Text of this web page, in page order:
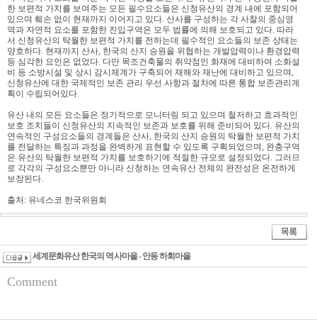
한 보편적 가치를 보여주는 모든 필수요소들은 신청유산의 경계 내에 포함되어
있으며 훼손 없이 현재까지 이어지고 있다. 산사를 구성하는 각 사찰의 중심영
역과 자연적 요소를 포함한 진입구역은 모두 법률에 의해 보호되고 있다. 따라
서 신청유산의 탁월한 보편적 가치를 전하는데 필수적인 요소들의 보존 상태는
양호하다. 현재까지 산사, 한국의 산지 승원을 위협하는 개발압력이나 환경압력
등 심각한 요인은 없었다. 다만 목조건축물의 취약점인 화재에 대비하여 소화설
비 등 소방시설 및 상시 감시체계가 구축되어 재해와 재난에 대비하고 있으며,
신청유산에 대한 국제적인 보존 관리 우선 사항과 절차에 따른 통합 보존관리계
획이 수립되어있다.
유산 내의 모든 요소들은 정기적으로 모니터링 되고 있으며 철저하고 효과적인
보호 조치들이 신청유산의 지속적인 보존과 보호를 위해 준비되어 있다. 유산의
연속적인 구성요소들의 경계들은 산사, 한국의 산지 승원의 탁월한 보편적 가치
를 전달하는 특징과 과정을 완벽하게 표현할 수 있도록 구획되었으며, 완충구역
은 유산의 탁월한 보편적 가치를 보호하기에 적절한 규모로 설정되었다. 그러므
로 각각의 구성요소뿐만 아니라 신청하는 연속유산 전체의 완전성은 온전하게
보장된다.
출처: 유네스코 한국위원회
세계문화유산 한국의 역사마을 - 안동 하회마을
Comment